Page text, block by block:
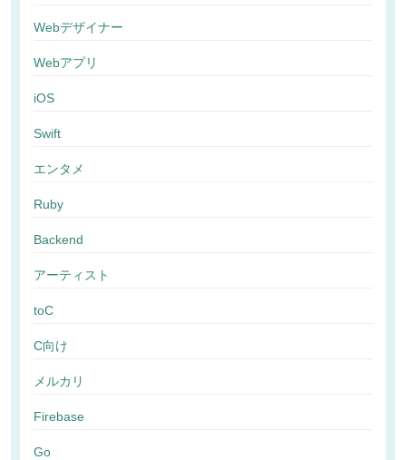
Webデザイナー
Webアプリ
iOS
Swift
エンタメ
Ruby
Backend
アーティスト
toC
C向け
メルカリ
Firebase
Go